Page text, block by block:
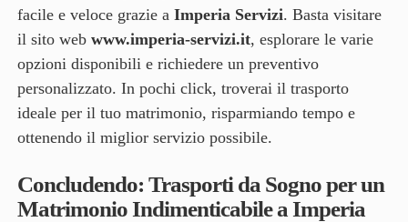
facile e veloce grazie a Imperia Servizi. Basta visitare
il sito web www.imperia-servizi.it, esplorare le varie
opzioni disponibili e richiedere un preventivo
personalizzato. In pochi click, troverai il trasporto
ideale per il tuo matrimonio, risparmiando tempo e
ottenendo il miglior servizio possibile.
Concludendo: Trasporti da Sogno per un
Matrimonio Indimenticabile a Imperia